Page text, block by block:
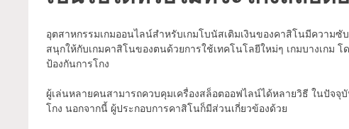
อุตสาหกรรมเกมออนไลน์สำหรับเกมโบนัสเติมเงินของคาสิโนมีความ
สนุกให้กับเกมคาสิโนของตนด้วยการใช้เทคโนโลยีใหม่ๆ เกมบางเกม
ป้องกันการโกง
ผู้เล่นหลายคนสามารถควบคุมเครื่องสล็อตออฟไลน์ได้หลายวิธี ในปัจจุ
โกง นอกจากนี้ ผู้ประกอบการคาสิโนก็มีส่วนเกี่ยวข้องด้วย